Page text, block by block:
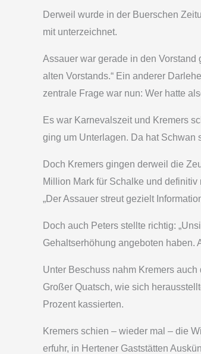
Derweil wurde in der Buerschen
mit unterzeichnet.
Assauer war gerade in den Vorstand
alten Vorstands.“ Ein anderer
zentrale Frage war nun: Wer hatte
Es war Karnevalszeit und Kremers
ging um Unterlagen. Da hat Schwan
Doch Kremers gingen derweil die
Million Mark für Schalke und
„Der Assauer streut gezielt
Doch auch Peters stellte richtig:
Gehaltserhöhung angeboten haben.
Unter Beschuss nahm Kremers
Großer Quatsch, wie sich
Prozent kassierten.
Kremers schien – wieder mal – die
erfuhr, in Hertener Gaststätten